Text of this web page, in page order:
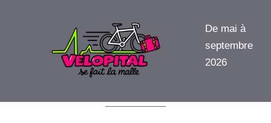
De mai à
septembre
2026